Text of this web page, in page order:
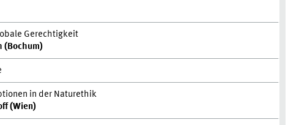
Gerechtigkeit
(Bochum)
in der Naturethik
(Wien)